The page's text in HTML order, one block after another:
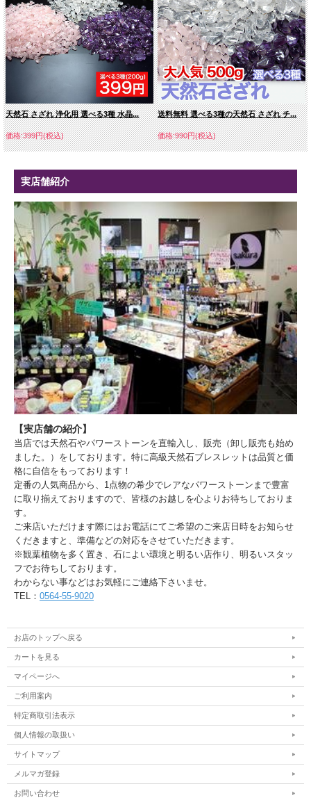
天然石 さざれ 浄化用 選べる3種 水晶...
価格:399円(税込)
送料無料 選べる3種の天然石 さざれ チ...
価格:990円(税込)
実店舗紹介
【実店舗の紹介】
当店では天然石やパワーストーンを直輸入し、販売（卸し販売も始め
ました。）をしております。特に高級天然石ブレスレットは品質と価
格に自信をもっております！
定番の人気商品から、1点物の希少でレアなパワーストーンまで豊富
に取り揃えておりますので、皆様のお越しを心よりお待ちしておりま
す。
ご来店いただけます際にはお電話にてご希望のご来店日時をお知らせ
くだきますと、準備などの対応をさせていただきます。
※観葉植物を多く置き、石によい環境と明るい店作り、明るいスタッ
フでお待ちしております。
わからない事などはお気軽にご連絡下さいませ。
TEL： 0564-55-9020
お店のトップへ戻る
カートを見る
マイページへ
ご利用案内
特定商取引法表示
個人情報の取扱い
サイトマップ
メルマガ登録
お問い合わせ